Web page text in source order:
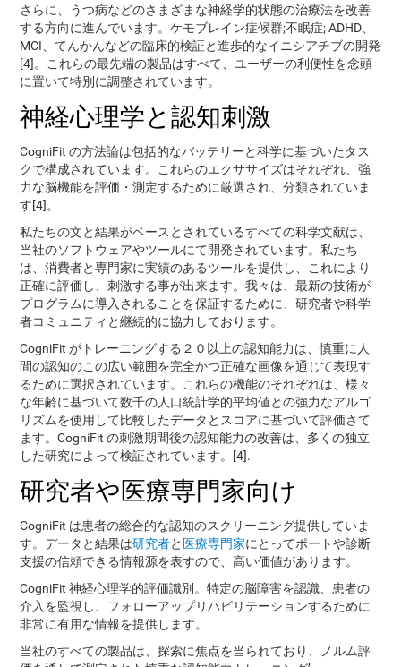
さらに、うつ病などのさまざまな神経学的状態の治療法を改善
する方向に進んでいます。ケモブレイン症候群;不眠症; ADHD、
MCI、てんかんなどの臨床的検証と進歩的なイニシアチブの開発
[4]。これらの最先端の製品はすべて、ユーザーの利便性を念頭
に置いて特別に調整されています。
神経心理学と認知刺激
CogniFit の方法論は包括的なバッテリーと科学に基づいたタス
クで構成されています。これらのエクササイズはそれぞれ、強
力な脳機能を評価・測定するために厳選され、分類されていま
す[4]。
私たちの文と結果がベースとされているすべての科学文献は、
当社のソフトウェアやツールにて開発されています。私たち
は、消費者と専門家に実績のあるツールを提供し、これにより
正確に評価し、刺激する事が出来ます。我々は、最新の技術が
プログラムに導入されることを保証するために、研究者や科学
者コミュニティと継続的に協力しております。
CogniFit がトレーニングする２０以上の認知能力は、慎重に人
間の認知のこの広い範囲を完全かつ正確な画像を通じて表現す
るために選択されています。これらの機能のそれぞれは、様々
な年齢に基づいて数千の人口統計学的平均値との強力なアルゴ
リズムを使用して比較したデータとスコアに基づいて評価さて
ます。CogniFit の刺激期間後の認知能力の改善は、多くの独立
した研究によって検証されています。[4].
研究者や医療専門家向け
CogniFit は患者の総合的な認知のスクリーニング提供していま
す。データと結果は研究者と 医療専門家にとってポートや診断
支援の信頼できる情報源を表すので、高い価値があります。
CogniFit 神経心理学的評価識別。特定の脳障害を認識、患者の
介入を監視し、フォローアップリハビリテーションするために
非常に有用な情報を提供します。
当社のすべての製品は、探索に焦点を当られており、ノルム評